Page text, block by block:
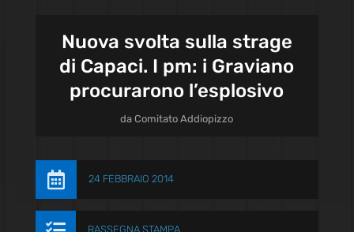
Nuova svolta sulla strage
di Capaci. I pm: i Graviano
procurarono l’esplosivo
daComitato Addiopizzo
 24 FEBBRAIO 2014
RASSEGNA STAMPA